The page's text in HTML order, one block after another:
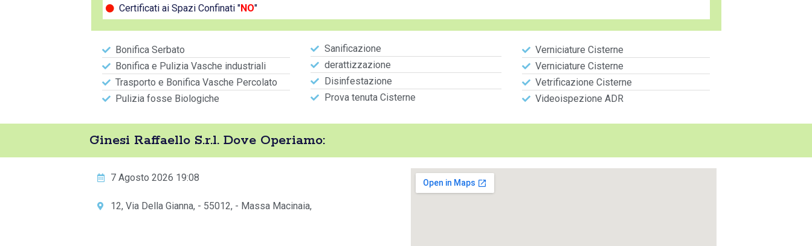
Certificati ai Spazi Confinati "NO"
Bonifica Serbato
Bonifica e Pulizia Vasche industriali
Trasporto e Bonifica Vasche Percolato
Pulizia fosse Biologiche
Sanificazione
derattizzazione
Disinfestazione
Prova tenuta Cisterne
Verniciature Cisterne
Verniciature Cisterne
Vetrificazione Cisterne
Videoispezione ADR
Ginesi Raffaello S.r.l. Dove Operiamo:
7 Agosto 2026 19:08
12, Via Della Gianna, - 55012, - Massa Macinaia,